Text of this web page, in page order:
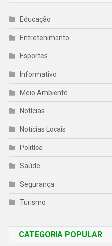
Educação
Entretenimento
Esportes
Informativo
Meio Ambiente
Notícias
Notícias Locais
Politíca
Saúde
Segurança
Turismo
CATEGORIA POPULAR